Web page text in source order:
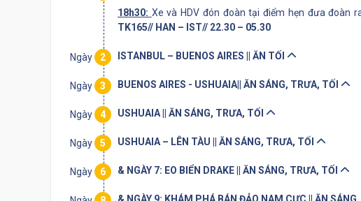
18h30: Xe và HDV đón đoàn tại điểm hẹn đưa đoàn
TK165// HAN – IST// 22.30 – 05.30
Ngày 2 ISTANBUL – BUENOS AIRES || ĂN TỐI
Ngày 3 BUENOS AIRES - USHUAIA|| ĂN SÁNG, TRƯA, TỐI
Ngày 4 USHUAIA || ĂN SÁNG, TRƯA, TỐI
Ngày 5 USHUAIA – LÊN TÀU || ĂN SÁNG, TRƯA, TỐI
Ngày 6 & NGÀY 7: EO BIỂN DRAKE || ĂN SÁNG, TRƯA, TỐI